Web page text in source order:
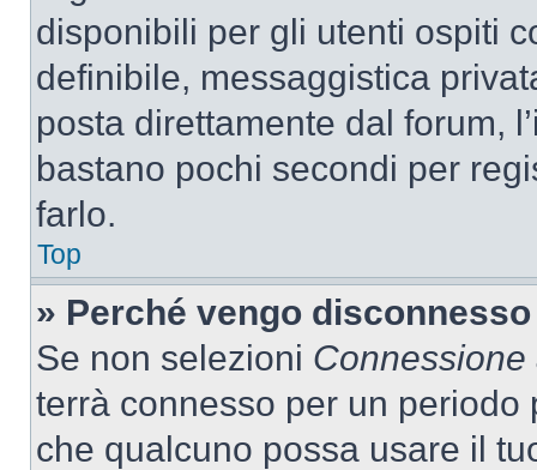
disponibili per gli utenti ospiti
definibile, messaggistica
posta direttamente dal forum,
bastano pochi secondi per
farlo.
Top
» Perché vengo
Se non selezioni
terrà connesso per un
che qualcuno possa usare il